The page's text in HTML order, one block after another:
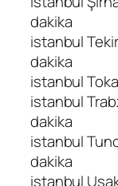
dakika
istanbul
dakika
istanbul
istanbul
dakika
istanbul
dakika
istanbul